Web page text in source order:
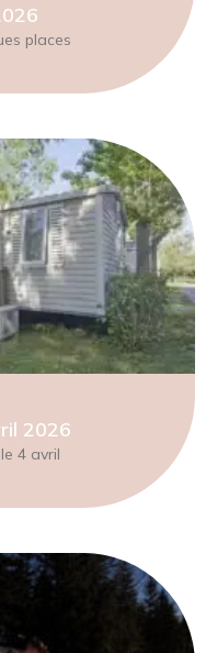
places
2026
4 avril